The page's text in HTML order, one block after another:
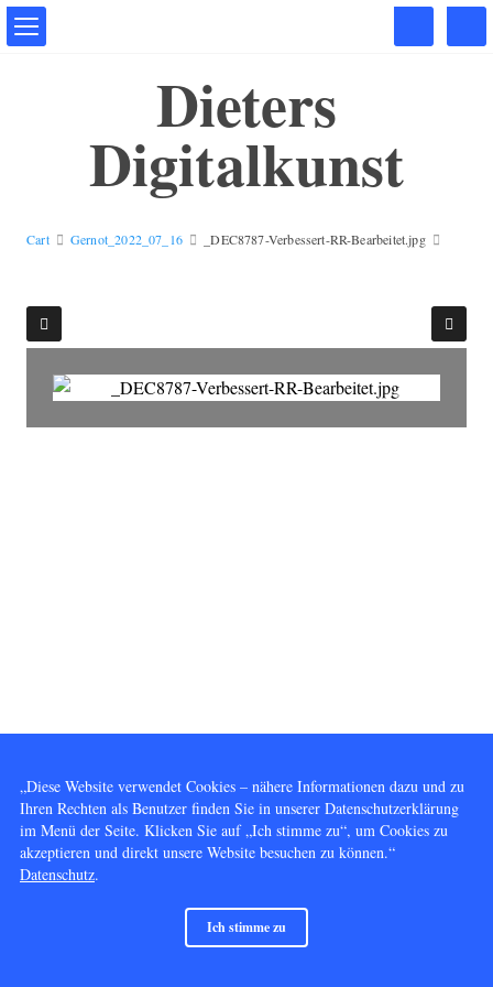
Dieters
Digitalkunst
Cart Gernot_2022_07_16 _DEC8787-Verbessert-RR-Bearbeitet.jpg
„Diese Website verwendet Cookies – nähere Informationen dazu und zu
Ihren Rechten als Benutzer finden Sie in unserer Datenschutzerklärung
im Menü der Seite. Klicken Sie auf „Ich stimme zu“, um Cookies zu
akzeptieren und direkt unsere Website besuchen zu können.“
Datenschutz.
Ich stimme zu